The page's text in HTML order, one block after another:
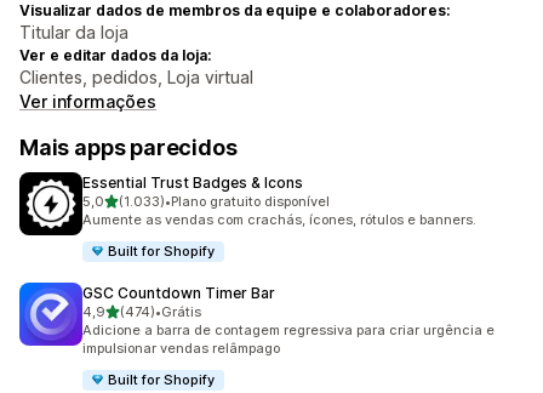
Visualizar dados de membros da equipe e colaboradores:
Titular da loja
Ver e editar dados da loja:
Clientes, pedidos, Loja virtual
Ver informações
Mais apps parecidos
Essential Trust Badges & Icons
5,0de 5 estrelas
(1.033)
1033 avaliações ao todo
•Plano gratuito disponível
Aumente as vendas com crachás, ícones, rótulos e banners.
Built for Shopify
GSC Countdown Timer Bar
4,9de 5 estrelas
(474)
474 avaliações ao todo
•Grátis
Adicione a barra de contagem regressiva para criar urgência e
impulsionar vendas relâmpago
Built for Shopify